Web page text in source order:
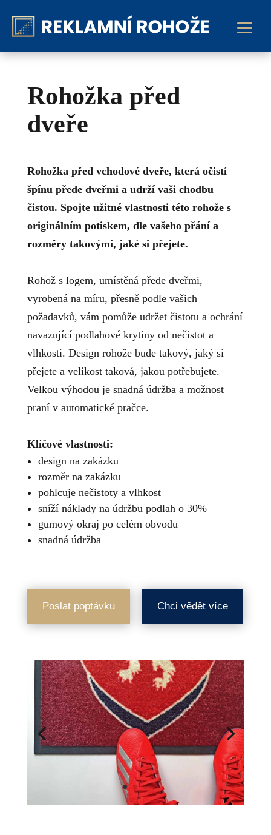
a
Rohožka před
dveře
Rohožka před vchodové dveře, která očistí
špínu přede dveřmi a udrží vaši chodbu
čistou. Spojte užitné vlastnosti této rohože s
originálním potiskem, dle vašeho přání a
rozměry takovými, jaké si přejete.
Rohož s logem, umístěná přede dveřmi,
vyrobená na míru, přesně podle vašich
požadavků, vám pomůže udržet čistotu a ochrání
navazující podlahové krytiny od nečistot a
vlhkosti. Design rohože bude takový, jaký si
přejete a velikost taková, jakou potřebujete.
Velkou výhodou je snadná údržba a možnost
praní v automatické pračce.
Klíčové vlastnosti:
design na zakázku
rozměr na zakázku
pohlcuje nečistoty a vlhkost
sníží náklady na údržbu podlah o 30%
gumový okraj po celém obvodu
snadná údržba
Poslat poptávku Chci vědět více